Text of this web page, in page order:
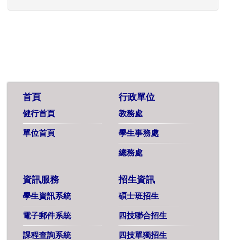
首頁
健行首頁
單位首頁
行政單位
教務處
學生事務處
總務處
資訊服務
學生資訊系統
電子郵件系統
課程查詢系統
招生資訊
碩士班招生
四技聯合招生
四技單獨招生